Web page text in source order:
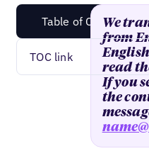
Table of Content
TOC link
We
from
read
If you
the